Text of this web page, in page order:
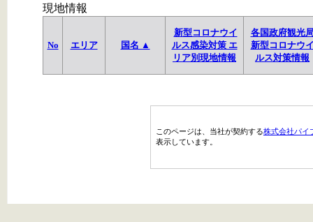
現地情報
No エリア 国名 ▲
新型コロナウイ
ルス感染対策 エ
リア別現地情報
各国政府観光
新型コロナウ
ルス対策情報
このページは、当社が契約する株式会社パイ
表示しています。